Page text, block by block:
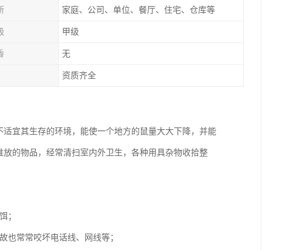
家庭、公司、单位、餐厅、住宅、仓库等
甲级
无
资质齐全
宜其生存的环境，能使一个地方的鼠量大大下降，并能
的物品，经常清扫室内外卫生，各种用具杂物收拾整
；
也常常咬坏电话线、网线等；